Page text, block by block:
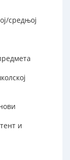
средњој
и